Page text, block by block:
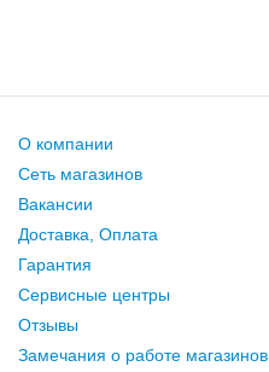
О компании
Сеть магазинов
Вакансии
Доставка, Оплата
Гарантия
Сервисные центры
Отзывы
Замечания о работе магазинов